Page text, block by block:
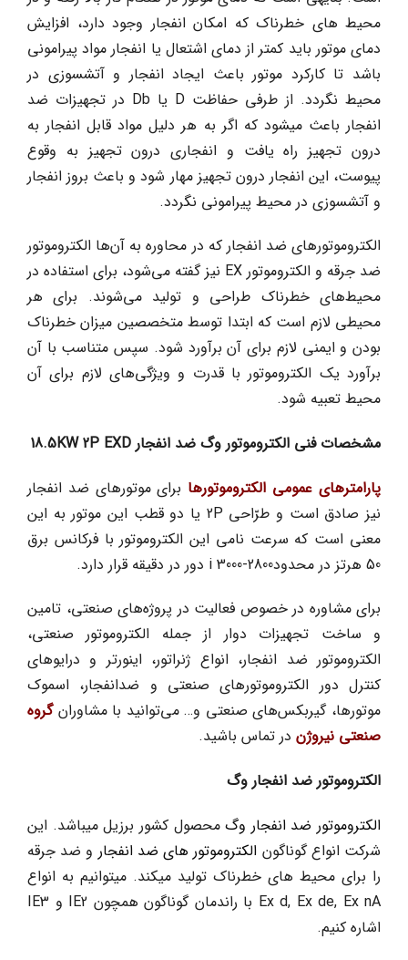
محیط های خطرناک که امکان انفجار وجود دارد، افزایش
دمای موتور باید کمتر از دمای اشتعال یا انفجار مواد پیرامونی
باشد تا کارکرد موتور باعث ایجاد انفجار و آتشسوزی در
محیط نگردد. از طرفی حفاظت D یا Db در تجهیزات ضد
انفجار باعث میشود که اگر به هر دلیل مواد قابل انفجار به
درون تجهیز راه یافت و انفجاری درون تجهیز به وقوع
پیوست، این انفجار درون تجهیز مهار شود و باعث بروز انفجار
و آتشسوزی در محیط پیرامونی نگردد.
الکتروموتورهای ضد انفجار که در محاوره به آن‌ها الکتروموتور
ضد جرقه و الکتروموتور EX نیز گفته می‌شود، برای استفاده در
محیط‌های خطرناک طراحی و تولید می‌شوند. برای هر
محیطی لازم است که ابتدا توسط متخصصین میزان خطرناک
بودن و ایمنی لازم برای آن برآورد شود. سپس متناسب با آن
برآورد یک الکتروموتور با قدرت و ویژگی‌های لازم برای آن
محیط تعبیه شود.
مشخصات فنی الکتروموتور وگ ضد انفجار 18.5KW 2P EXD
پارامترهای عمومی الکتروموتورها برای موتورهای ضد انفجار
نیز صادق است و طرّاحی 2P یا دو قطب این موتور به این
معنی است که سرعت نامی این الکتروموتور با فرکانس برق
50 هرتز در محدودi 3000-2800 دور در دقیقه قرار دارد.
برای مشاوره در خصوص فعالیت در پروژه‌های صنعتی، تامین
و ساخت تجهیزات دوار از جمله الکتروموتور صنعتی،
الکتروموتور ضد انفجار، انواع ژنراتور، اینورتر و درایوهای
کنترل دور الکتروموتورهای صنعتی و ضدانفجار، اسموک
موتورها، گیربکس‌های صنعتی و… می‌توانید با مشاوران گروه
صنعتی نیروژن در تماس باشید.
الکتروموتور ضد انفجار وگ
الکتروموتور ضد انفجار وگمحصول کشور برزیل میباشد. این
شرکت انواع گوناگون الکتروموتور های ضد انفجار و ضد جرقه
را برای محیط های خطرناک تولید میکند. میتوانیم به انواع
Ex d, Ex de, Ex nA با راندمان گوناگون همچون IE2 و IE3
اشاره کنیم.